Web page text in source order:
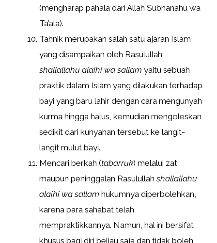
(mengharap pahala dari Allah Subhanahu wa
Ta’ala).
Tahnik merupakan salah satu ajaran Islam
yang disampaikan oleh Rasulullah
shallallahu alaihi wa sallam yaitu sebuah
praktik dalam Islam yang dilakukan terhadap
bayi yang baru lahir dengan cara mengunyah
kurma hingga halus, kemudian mengoleskan
sedikit dari kunyahan tersebut ke langit-
langit mulut bayi.
Mencari berkah (tabarruk) melalui zat
maupun peninggalan Rasulullahshallallahu
alaihi wa sallam hukumnya diperbolehkan,
karena para sahabat telah
mempraktikkannya. Namun, hal ini bersifat
khusus bagi diri beliau saja dan tidak boleh